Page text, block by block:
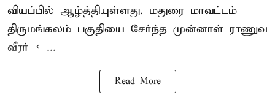
வியப்பில் ஆழ்த்தியுள்ளது. மதுரை மாவட்டம்
திருமங்கலம் பகுதியை சேர்ந்த முன்னாள் ராணுவ
வீரர் < ...
Read More